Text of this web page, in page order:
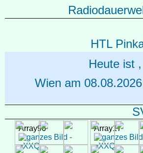
HTL
Heute ist
Wien am 08.08.2026